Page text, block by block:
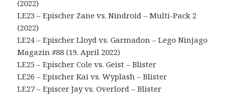
(2022)
LE23 – Epischer Zane vs. Nindroid – Multi-Pack 2
(2022)
LE24 – Epischer Lloyd vs. Garmadon – Lego Ninjago
Magazin #88 (19. April 2022)
LE25 – Epischer Cole vs. Geist – Blister
LE26 – Epischer Kai vs. Wyplash – Blister
LE27 – Episcer Jay vs. Overlord – Blister